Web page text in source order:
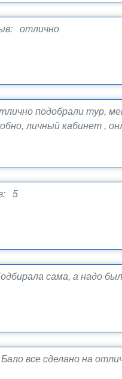
отлично
подобрали тур,
личный кабинет ,
5
сама, а надо
все сделано на